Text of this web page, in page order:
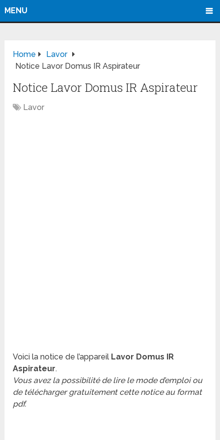
MENU
Home
Lavor
Notice Lavor Domus IR Aspirateur
Notice Lavor Domus IR Aspirateur
Lavor
Voici la notice de l’appareil Lavor Domus IR
Aspirateur.
Vous avez la possibilité de lire le mode d’emploi ou
de télécharger gratuitement cette notice au format
pdf.